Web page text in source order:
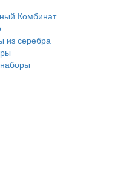
Комбинат
из серебра